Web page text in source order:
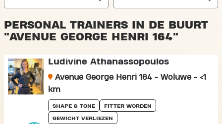
PERSONAL TRAINERS IN DE BUURT
"AVENUE GEORGE HENRI 164"
Ludivine Athanassopoulos
Avenue George Henri 164 - Woluwe - <1
km
SHAPE & TONE FITTER WORDEN
GEWICHT VERLIEZEN